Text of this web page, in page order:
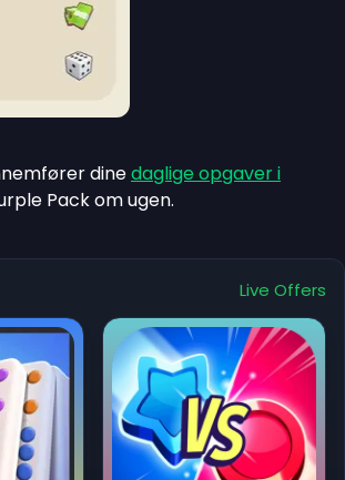
dinedaglige opgaver i
Pack om ugen.
Live Offers